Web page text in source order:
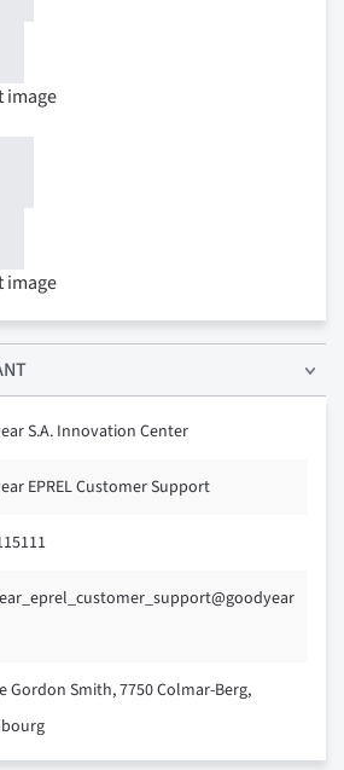
S.A. Innovation Center
EPREL Customer Support
Gordon Smith, 7750 Colmar-Berg,